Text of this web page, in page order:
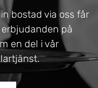
bostad via oss får
på
en del i vår